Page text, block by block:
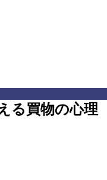
る買物の心理